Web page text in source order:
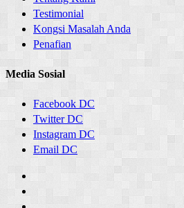
Testimonial
Kongsi Masalah Anda
Penafian
Media Sosial
Facebook DC
Twitter DC
Instagram DC
Email DC